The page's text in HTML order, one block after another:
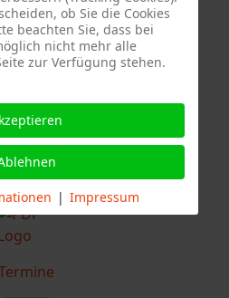
Stammheim, Branddirektion
ob Sie die Cookies
beachten Sie, dass bei
nicht mehr alle
zur Verfügung stehen.
| Impressum